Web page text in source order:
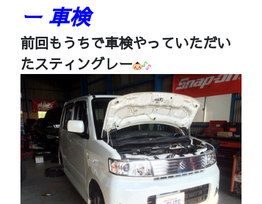
ー 車検
前回もうちで車検やっていただい
たスティングレー